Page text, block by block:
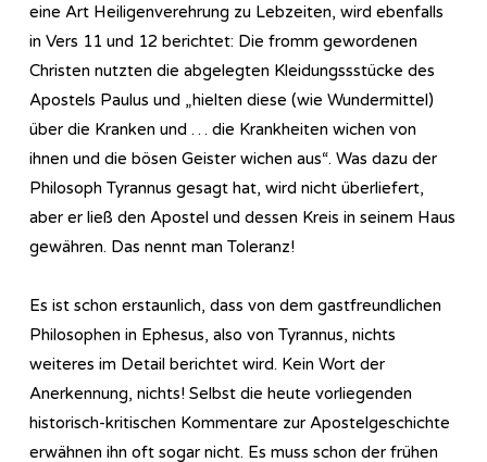
eine Art Heiligenverehrung zu Lebzeiten, wird ebenfalls
in Vers 11 und 12 berichtet: Die fromm gewordenen
Christen nutzten die abgelegten Kleidungssstücke des
Apostels Paulus und „hielten diese (wie Wundermittel)
über die Kranken und … die Krankheiten wichen von
ihnen und die bösen Geister wichen aus“. Was dazu der
Philosoph Tyrannus gesagt hat, wird nicht überliefert,
aber er ließ den Apostel und dessen Kreis in seinem Haus
gewähren. Das nennt man Toleranz!
Es ist schon erstaunlich, dass von dem gastfreundlichen
Philosophen in Ephesus, also von Tyrannus, nichts
weiteres im Detail berichtet wird. Kein Wort der
Anerkennung, nichts! Selbst die heute vorliegenden
historisch-kritischen Kommentare zur Apostelgeschichte
erwähnen ihn oft sogar nicht. Es muss schon der frühen